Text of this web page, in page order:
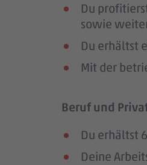
Du
sowie
Du erhältst
Mit der
Beruf und
Du erhältst
Deine